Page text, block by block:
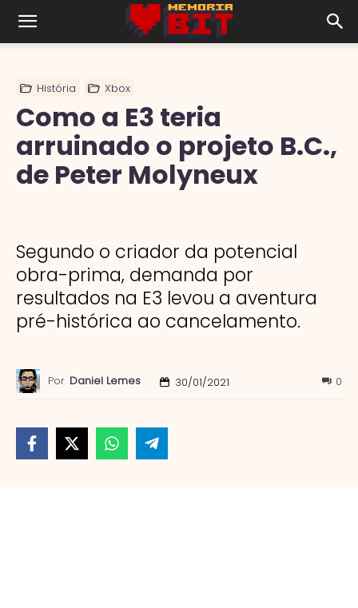
História Xbox
Como a E3 teria
arruinado o projeto B.C.,
de Peter Molyneux
Segundo o criador da potencial
obra-prima, demanda por
resultados na E3 levou a aventura
pré-histórica ao cancelamento.
Por Daniel Lemes 30/01/2021 0